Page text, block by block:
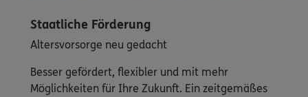
Staatliche Förderung
Altersvorsorge neu gedacht
Besser gefördert, flexibler und mit mehr
Möglichkeiten für Ihre Zukunft. Ein zeitgemäßes